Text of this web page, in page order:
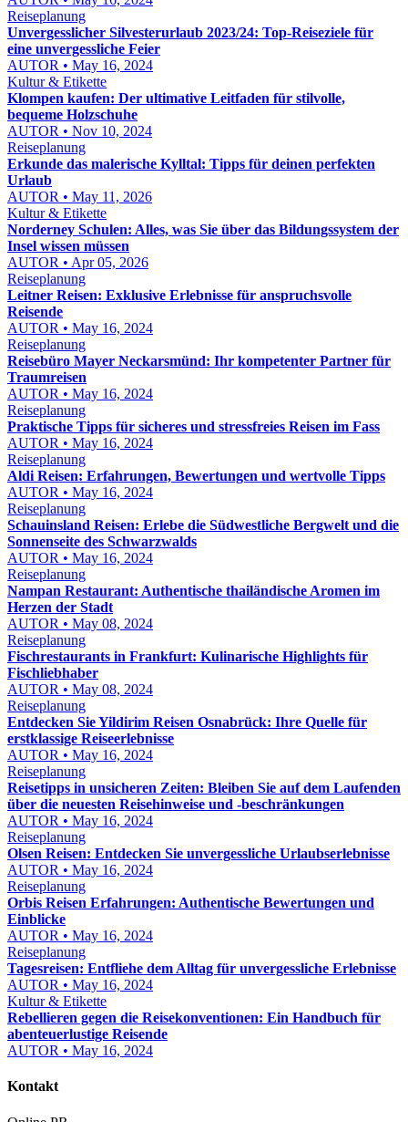
Reiseplanung
Unvergesslicher Silvesterurlaub 2023/24: Top-Reiseziele für
eine unvergessliche Feier
AUTOR • May 16, 2024
Kultur & Etikette
Klompen kaufen: Der ultimative Leitfaden für stilvolle,
bequeme Holzschuhe
AUTOR • Nov 10, 2024
Reiseplanung
Erkunde das malerische Kylltal: Tipps für deinen perfekten
Urlaub
AUTOR • May 11, 2026
Kultur & Etikette
Norderney Schulen: Alles, was Sie über das Bildungssystem der
Insel wissen müssen
AUTOR • Apr 05, 2026
Reiseplanung
Leitner Reisen: Exklusive Erlebnisse für anspruchsvolle
Reisende
AUTOR • May 16, 2024
Reiseplanung
Reisebüro Mayer Neckarsmünd: Ihr kompetenter Partner für
Traumreisen
AUTOR • May 16, 2024
Reiseplanung
Praktische Tipps für sicheres und stressfreies Reisen im Fass
AUTOR • May 16, 2024
Reiseplanung
Aldi Reisen: Erfahrungen, Bewertungen und wertvolle Tipps
AUTOR • May 16, 2024
Reiseplanung
Schauinsland Reisen: Erlebe die Südwestliche Bergwelt und die
Sonnenseite des Schwarzwalds
AUTOR • May 16, 2024
Reiseplanung
Nampan Restaurant: Authentische thailändische Aromen im
Herzen der Stadt
AUTOR • May 08, 2024
Reiseplanung
Fischrestaurants in Frankfurt: Kulinarische Highlights für
Fischliebhaber
AUTOR • May 08, 2024
Reiseplanung
Entdecken Sie Yildirim Reisen Osnabrück: Ihre Quelle für
erstklassige Reiseerlebnisse
AUTOR • May 16, 2024
Reiseplanung
Reisetipps in unsicheren Zeiten: Bleiben Sie auf dem Laufenden
über die neuesten Reisehinweise und -beschränkungen
AUTOR • May 16, 2024
Reiseplanung
Olsen Reisen: Entdecken Sie unvergessliche Urlaubserlebnisse
AUTOR • May 16, 2024
Reiseplanung
Orbis Reisen Erfahrungen: Authentische Bewertungen und
Einblicke
AUTOR • May 16, 2024
Reiseplanung
Tagesreisen: Entfliehe dem Alltag für unvergessliche Erlebnisse
AUTOR • May 16, 2024
Kultur & Etikette
Rebellieren gegen die Reisekonventionen: Ein Handbuch für
abenteuerlustige Reisende
AUTOR • May 16, 2024
Kontakt